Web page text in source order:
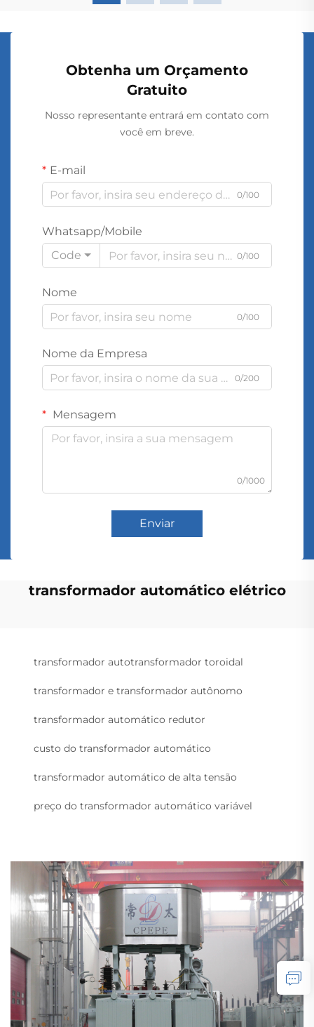
Obtenha um Orçamento
Gratuito
Nosso representante entrará em contato com
você em breve.
E-mail
0/100
Whatsapp/Mobile
Code
0/100
Nome
0/100
Nome da Empresa
0/200
Mensagem
0/1000
Enviar
transformador automático elétrico
transformador autotransformador toroidal
transformador e transformador autônomo
transformador automático redutor
custo do transformador automático
transformador automático de alta tensão
preço do transformador automático variável